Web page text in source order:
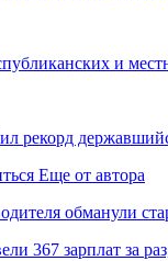
и
рекорд
Еще от автора
обманули
367 зарплат за